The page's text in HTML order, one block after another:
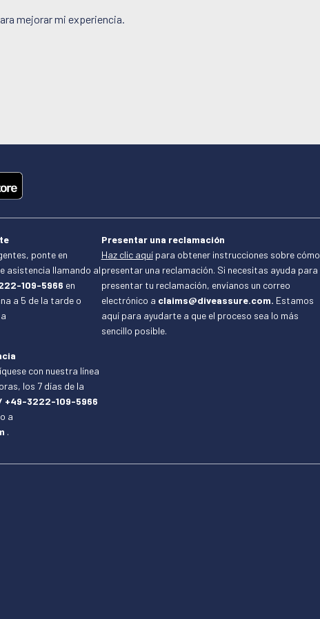
mejorar mi experiencia.
ponte en
asistencia llamando al
109-5966 en
a 5 de la tarde o
con nuestra línea
los 7 días de la
+49-3222-109-5966
a
.
Presentar una reclamación
Haz clic aquípara obtener instrucciones sobre cómo
presentar una reclamación. Si necesitas ayuda para
presentar tu reclamación, envíanos un correo
electrónico a claims@diveassure.com. Estamos
aquí para ayudarte a que el proceso sea lo más
sencillo posible.